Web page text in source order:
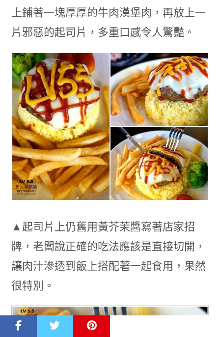
上鋪著一塊厚厚的牛肉漢堡肉，再放上一
片邪惡的起司片，多重口感令人驚豔。
▲起司片上仍舊用黃芥茉醬寫著店家招
牌，老闆說正確的吃法應該是直接切開，
讓肉汁滲透到飯上搭配著一起食用，果然
很特別。